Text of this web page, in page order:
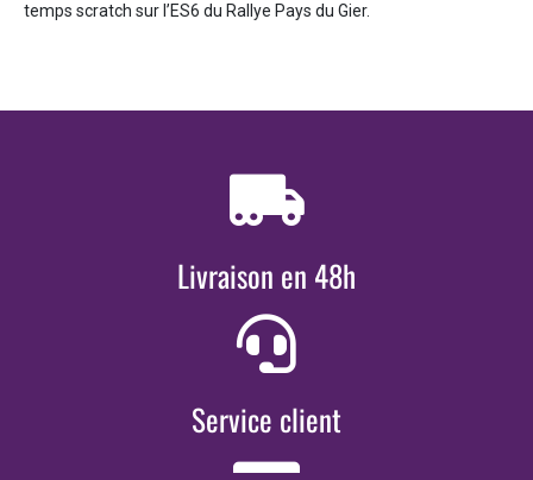
temps scratch sur l’ES6 du Rallye Pays du Gier.
Livraison en 48h
Service client